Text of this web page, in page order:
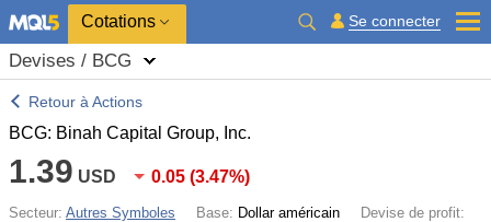
Cotations Se connecter
Devises / BCG
Retour à Actions
BCG: Binah Capital Group, Inc.
1.39 USD 0.05 (3.47%)
Secteur: Autres Symboles Base: Dollar américain
Devise de profit: